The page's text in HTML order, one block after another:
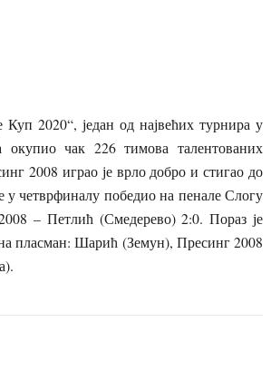
2020“, један од највећих турнира у
окупио чак 226 тимова талентованих
2008 играо је врло добро и стигао до
у четврфиналу победио на пенале Слогу
– Петлић (Смедерево) 2:0. Пораз је
пласман: Шарић (Земун), Пресинг 2008